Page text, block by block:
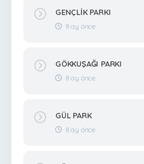
GENÇLİK PARKI
8 ay önce
GÖKKUŞAĞI PARKI
8 ay önce
GÜL PARK
8 ay önce